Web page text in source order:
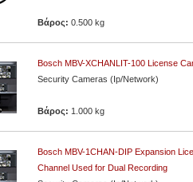
Βάρος:0.500 kg
Bosch MBV-XCHANLIT-100 License
Security Cameras (Ip/Network)
Βάρος: 1.000 kg
Bosch MBV-1CHAN-DIP Expansion
Channel Used for Dual Recording